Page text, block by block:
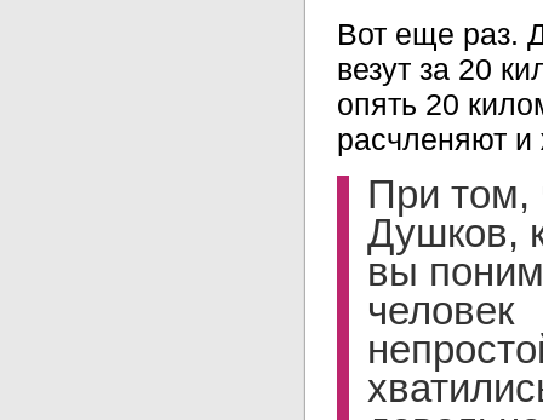
Вот еще раз.
везут за 20
опять 20
расчленяют и
При том,
Душков,
вы
человек